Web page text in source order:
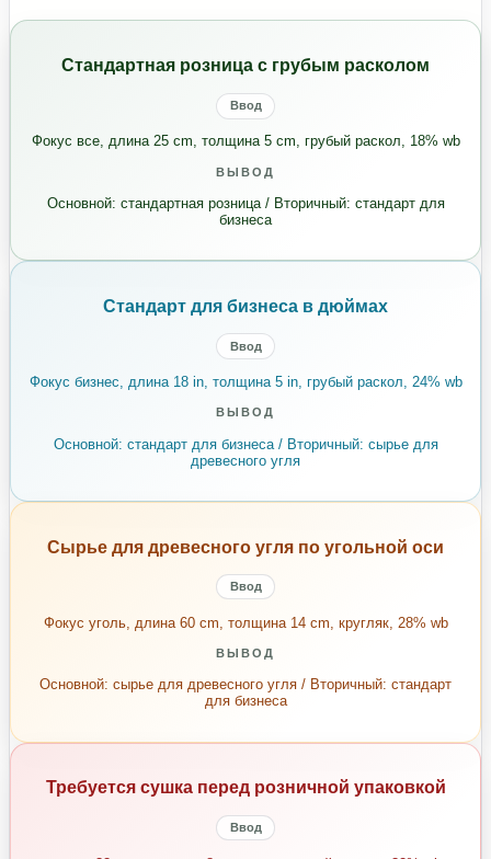
Стандартная розница с грубым расколом
Ввод
Фокус все, длина 25 cm, толщина 5 cm, грубый раскол, 18% wb
ВЫВОД
Основной: стандартная розница / Вторичный: стандарт для
бизнеса
Стандарт для бизнеса в дюймах
Ввод
Фокус бизнес, длина 18 in, толщина 5 in, грубый раскол, 24% wb
ВЫВОД
Основной: стандарт для бизнеса / Вторичный: сырье для
древесного угля
Сырье для древесного угля по угольной оси
Ввод
Фокус уголь, длина 60 cm, толщина 14 cm, кругляк, 28% wb
ВЫВОД
Основной: сырье для древесного угля / Вторичный: стандарт
для бизнеса
Требуется сушка перед розничной упаковкой
Ввод